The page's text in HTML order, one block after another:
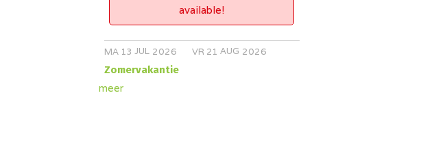
available!
MA 13 JUL 2026 VR 21 AUG 2026
Zomervakantie
meer